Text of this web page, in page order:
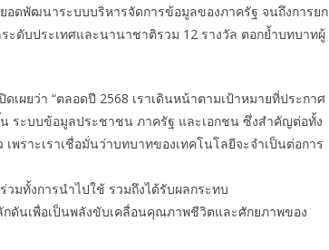
ดพัฒนาระบบบริหารจัดการข้อมูลของภาครัฐ จนถึงการยก
ดับประเทศและนานาชาติรวม 12 รางวัล ตอกย้ำบทบาทผู้
ผยว่า “ตลอดปี 2568 เราเดินหน้าตามเป้าหมายที่ประกาศ
ระบบข้อมูลประชาชน ภาครัฐ และเอกชน ซึ่งสำคัญต่อทั้ง
ราะเราเชื่อมั่นว่าบทบาทของเทคโนโลยีจะจำเป็นต่อการ
มทั้งการนำไปใช้ รวมถึงได้รับผลกระทบ
ดันเพื่อเป็นพลังขับเคลื่อนคุณภาพชีวิตและศักยภาพของ